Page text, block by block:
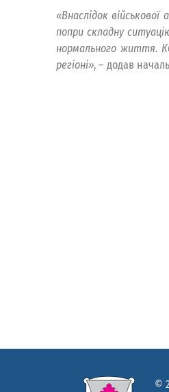
«Внаслідок
попри складну
нормального життя.
регіоні», – додав
©